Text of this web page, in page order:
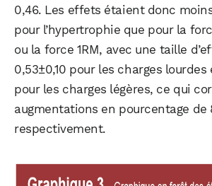
0,46. Les effets étaient donc
pour l’hypertrophie que pour la
ou la force 1RM, avec une taille
0,53±0,10 pour les charges
pour les charges légères, ce qui
augmentations en pourcentage de
respectivement.